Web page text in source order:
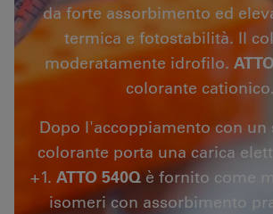
da forte assorbimento ed
termica e fotostabilità. Il
moderatamente idrofilo.
colorante cationico.
Dopo l'accoppiamento con un
colorante porta una carica
+1. ATTO 540Qè fornito come
isomeri con assorbimento